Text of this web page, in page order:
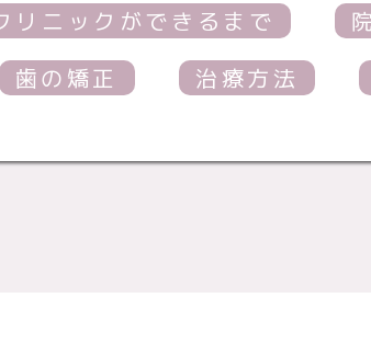
リニックができるまで
歯の矯正 治療方法